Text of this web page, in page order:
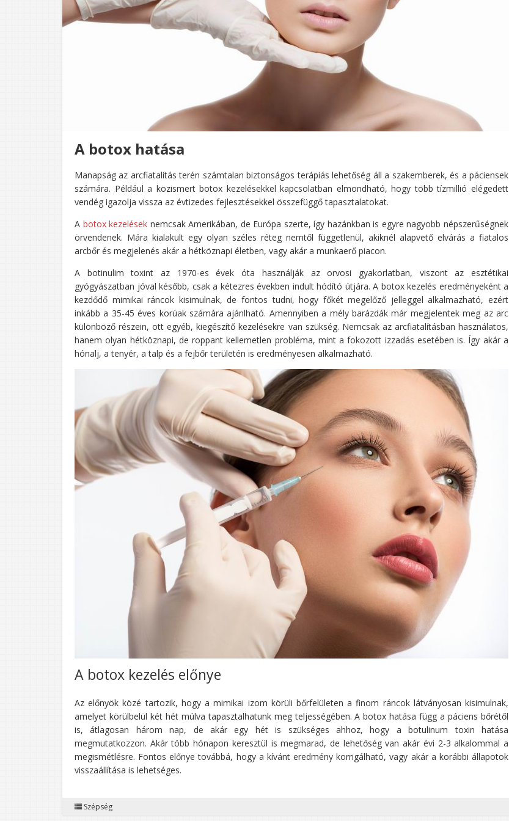
A botox hatása
Manapság az arcfiatalítás terén számtalan biztonságos terápiás lehetőség áll a szakemberek, és a páciensek
számára. Például a közismert botox kezelésekkel kapcsolatban elmondható, hogy több tízmillió elégedett
vendég igazolja vissza az évtizedes fejlesztésekkel összefüggő tapasztalatokat.
A botox kezelések nemcsak Amerikában, de Európa szerte, így hazánkban is egyre nagyobb népszerűségnek
örvendenek. Mára kialakult egy olyan széles réteg nemtől függetlenül, akiknél alapvető elvárás a fiatalos
arcbőr és megjelenés akár a hétköznapi életben, vagy akár a munkaerő piacon.
A botinulim toxint az 1970-es évek óta használják az orvosi gyakorlatban, viszont az esztétikai
gyógyászatban jóval később, csak a kétezres években indult hódító útjára. A botox kezelés eredményeként a
kezdődő mimikai ráncok kisimulnak, de fontos tudni, hogy főkét megelőző jelleggel alkalmazható, ezért
inkább a 35-45 éves korúak számára ajánlható. Amennyiben a mély barázdák már megjelentek meg az arc
különböző részein, ott egyéb, kiegészítő kezelésekre van szükség. Nemcsak az arcfiatalításban használatos,
hanem olyan hétköznapi, de roppant kellemetlen probléma, mint a fokozott izzadás esetében is. Így akár a
hónalj, a tenyér, a talp és a fejbőr területén is eredményesen alkalmazható.
A botox kezelés előnye
Az előnyök közé tartozik, hogy a mimikai izom körüli bőrfelületen a finom ráncok látványosan kisimulnak,
amelyet körülbelül két hét múlva tapasztalhatunk meg teljességében. A botox hatása függ a páciens bőrétől
is, átlagosan három nap, de akár egy hét is szükséges ahhoz, hogy a botulinum toxin hatása
megmutatkozzon. Akár több hónapon keresztül is megmarad, de lehetőség van akár évi 2-3 alkalommal a
megismétlésre. Fontos előnye továbbá, hogy a kívánt eredmény korrigálható, vagy akár a korábbi állapotok
visszaállítása is lehetséges.
Szépség